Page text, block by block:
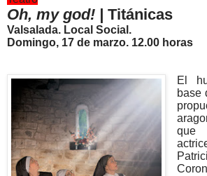
Oh, my god! | Titánicas
Valsalada. Local Social.
Domingo, 17 de marzo. 12.00 horas
El
base
que